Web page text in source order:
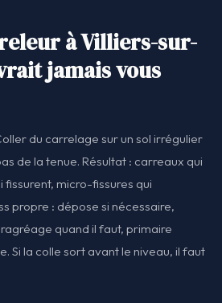
à Villiers-sur-
jamais vous
du carrelage sur un sol irrégulier
de la tenue. Résultat : carreaux qui
fissurent, micro-fissures qui
propre : dépose si nécessaire,
quand il faut, primaire
Si la colle sort avant le niveau, il faut